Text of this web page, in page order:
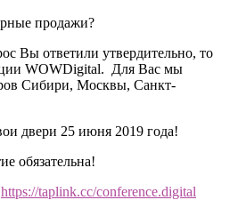
продажи?
Вы ответили утвердительно, то
WOWDigital. Для Вас мы
Сибири, Москвы, Санкт-
двери 25 июня 2019 года!
обязательна!
https://taplink.cc/conference.digital